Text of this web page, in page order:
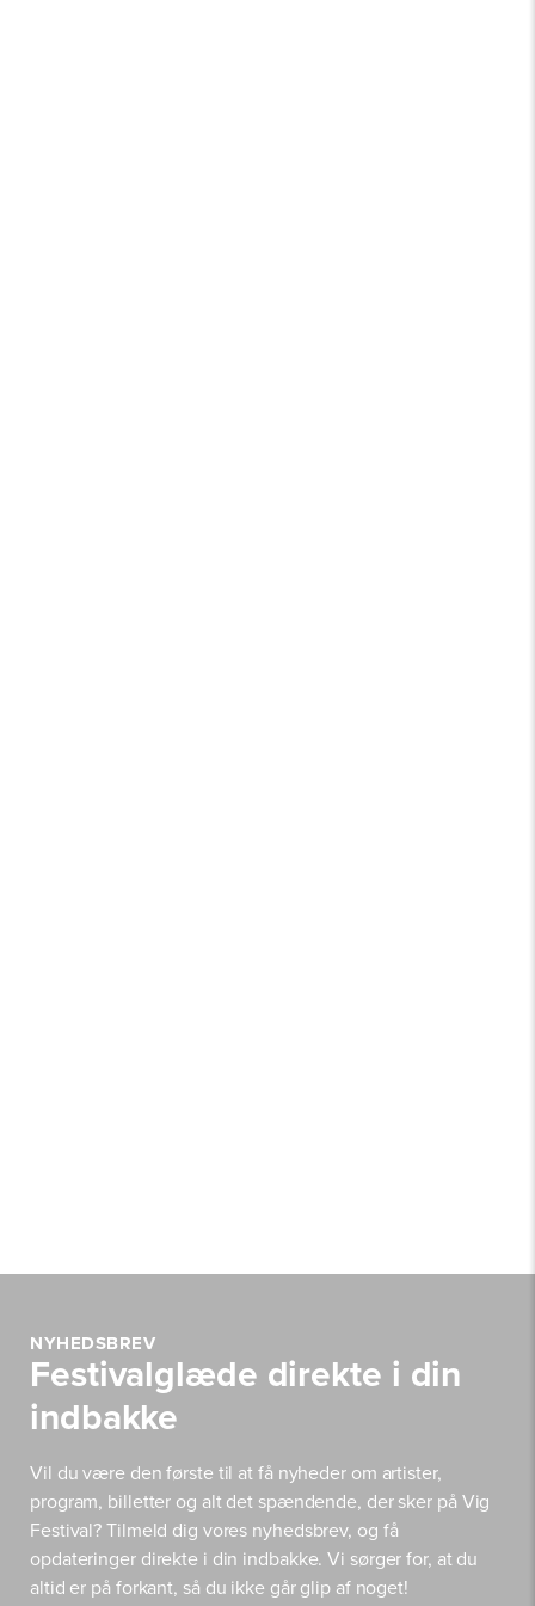
NYHEDSBREV
Festivalglæde direkte i din
indbakke
Vil du være den første til at få nyheder om artister,
program, billetter og alt det spændende, der sker på Vig
Festival? Tilmeld dig vores nyhedsbrev, og få
opdateringer direkte i din indbakke. Vi sørger for, at du
altid er på forkant, så du ikke går glip af noget!